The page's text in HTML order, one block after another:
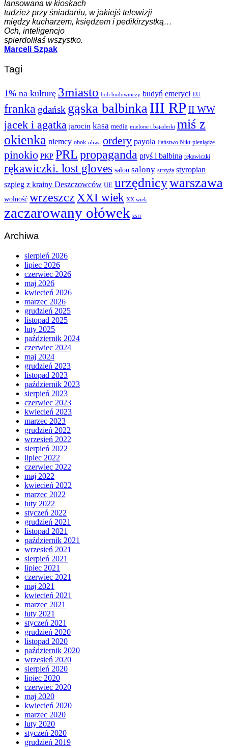
lansowana w kioskach
tudzież przy śniadaniu, w jakiejś telewizji
między kucharzem, księdzem i pedikirzystką…
Och, inteligencjo
spierdoliłaś wszystko.
Marceli Szpak
Tagi
1% na kulturę 3miasto bob budowniczy budyń emeryci EU
franka gdańsk gąska balbinka III RP II WW
jacek i agatka jarocin kasa media mielone i bajaderki miś z
okienka niemcy obok oliwa ordery payola Państwo Nikt pieniądze
pinokio PKP PRLpropaganda ptyś i balbina rękawiczki
rękawiczki. lost gloves salon salony strzyża styropian
szpieg z krainy Deszczowców UE urzędnicywarszawa
wolność wrzeszcz XXI wiek XX wiek
zaczarowany ołówek zsrr
Archiwa
sierpień 2026
lipiec 2026
czerwiec 2026
maj 2026
kwiecień 2026
marzec 2026
grudzień 2025
listopad 2025
luty 2025
październik 2024
czerwiec 2024
maj 2024
grudzień 2023
listopad 2023
październik 2023
sierpień 2023
czerwiec 2023
kwiecień 2023
marzec 2023
grudzień 2022
wrzesień 2022
sierpień 2022
lipiec 2022
czerwiec 2022
maj 2022
kwiecień 2022
marzec 2022
luty 2022
styczeń 2022
grudzień 2021
listopad 2021
październik 2021
wrzesień 2021
sierpień 2021
lipiec 2021
czerwiec 2021
maj 2021
kwiecień 2021
marzec 2021
luty 2021
styczeń 2021
grudzień 2020
listopad 2020
październik 2020
wrzesień 2020
sierpień 2020
lipiec 2020
czerwiec 2020
maj 2020
kwiecień 2020
marzec 2020
luty 2020
styczeń 2020
grudzień 2019